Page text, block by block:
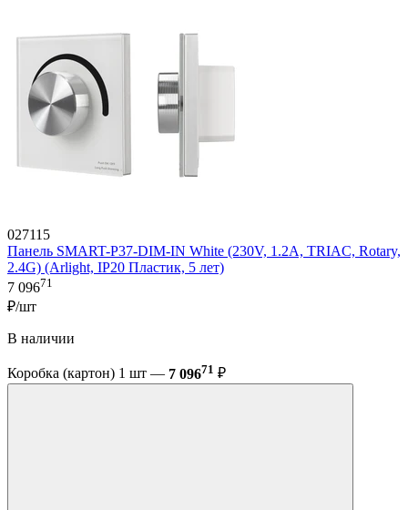
027115
Панель SMART-P37-DIM-IN White (230V, 1.2A, TRIAC, Rotary,
2.4G) (Arlight, IP20 Пластик, 5 лет)
7 09671
₽/шт
В наличии
Коробка (картон) 1 шт — 7 09671 ₽